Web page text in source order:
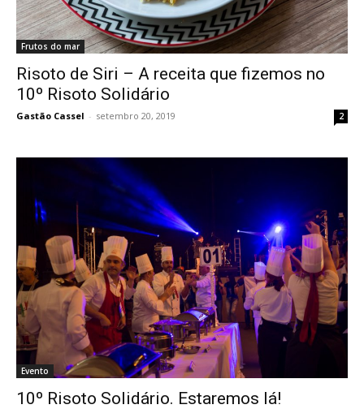
Frutos do mar
Risoto de Siri – A receita que fizemos no
10º Risoto Solidário
Gastão Cassel - setembro 20, 2019 2
Evento
10º Risoto Solidário. Estaremos lá!